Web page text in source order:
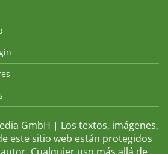
GmbH | Los textos, imágenes,
este sitio web están protegidos